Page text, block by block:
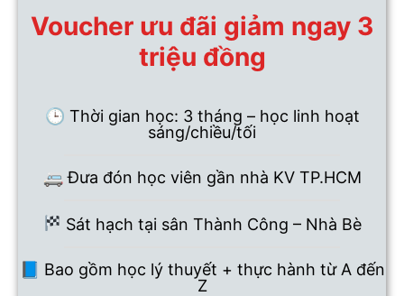
Voucher ưu đãi giảm ngay 3
triệu đồng
🕒 Thời gian học: 3 tháng – học linh hoạt
sáng/chiều/tối
🚐 Đưa đón học viên gần nhà KV TP.HCM
Sát hạch tại sân Thành Công – Nhà Bè
📘 Bao gồm học lý thuyết + thực hành từ A đến
Z